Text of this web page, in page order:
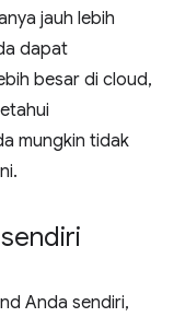
jauh lebih
dapat
besar di cloud,
mungkin tidak
Anda sendiri,